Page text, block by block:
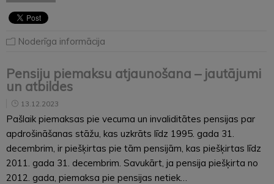
Noderīga informācija
Pensiju piemaksu atjaunošana – jautājumi
un atbildes
13.12.2023
Pašlaik piemaksas pie vecuma un invaliditātes pensijas par
apdrošināšanas stāžu, kas uzkrāts līdz 1995. gada 31.
decembrim, ir piešķirtas pie tām pensijām, kas piešķirtas līdz
2011. gada 31. decembrim. Savukārt, ja pensija piešķirta no
2012. gada, piemaksa pie pensijas netiek…